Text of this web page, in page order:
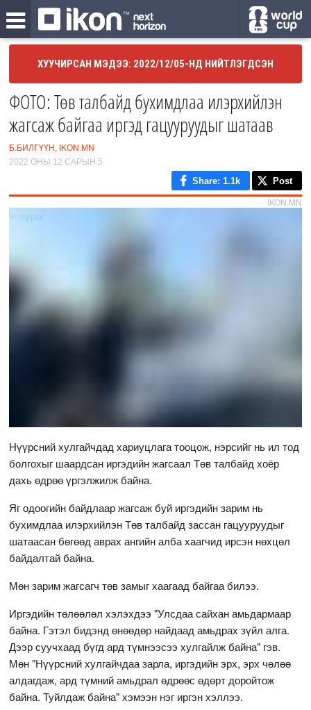
ХУУЧИРСАН МЭДЭЭ: 2022/12/05-НД НИЙТЛЭГДСЭН
ФОТО: Төв талбайд бухимдлаа илэрхийлэн
жагсаж байгаа иргэд гацууруудыг шатаав
Б.БИЛГҮҮН, IKON.MN
2022 ОНЫ 12 САРЫН 5
Share: 1.1k Post
IKON.MN
Нүүрсний хулгайчдад хариуцлага тооцож, нэрсийг нь ил тод
болгохыг шаардсан иргэдийн жагсаал Төв талбайд хоёр
дахь өдрөө үргэлжилж байна.
Яг одоогийн байдлаар жагсаж буй иргэдийн зарим нь
бухимдлаа илэрхийлэн Төв талбайд зассан гацууруудыг
шатаасан бөгөөд аврах ангийн алба хаагчид ирсэн нөхцөл
байдалтай байна.
Мөн зарим жагсагч төв замыг хаагаад байгаа билээ.
Иргэдийн төлөөлөл хэлэхдээ "Улсдаа сайхан амьдармаар
байна. Гэтэл бидэнд өнөөдөр найдаад амьдрах зүйл алга.
Дээр суучхаад бүгд ард түмнээсээ хулгайлж байна" гэв.
Мөн "Нүүрсний хулгайчдаа зарла, иргэдийн эрх, эрх чөлөө
алдагдаж, ард түмний амьдрал өдрөөс өдөрт доройтож
байна. Туйлдаж байна" хэмээн нэг иргэн хэллээ.